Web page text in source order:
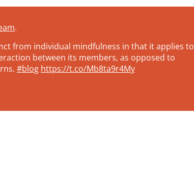
.
from individual mindfulness in that it applies to
between its members, as opposed to
#blog https://t.co/Mb8ta9r4My